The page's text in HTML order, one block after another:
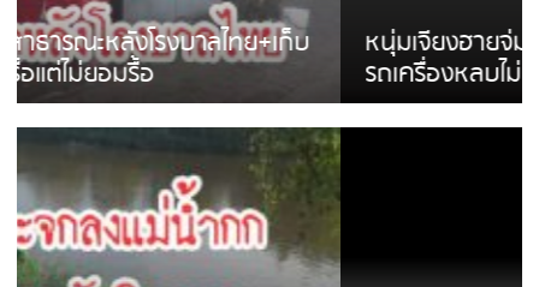
หนุ่มเจียงฮายจ่ม พบถังน้ำดื่มตกกลางถนน
รถเครื่องหลบไม่ทันล้มบาดเจ็บ